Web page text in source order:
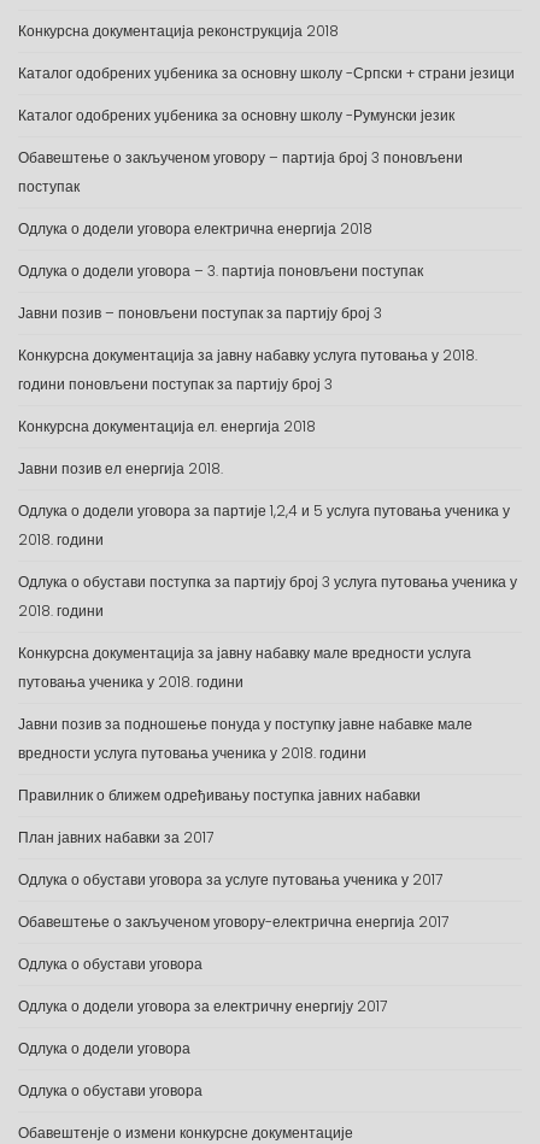
Конкурсна документација реконструкција 2018
Каталог одобрених уџбеника за основну школу -Српски + страни језици
Каталог одобрених уџбеника за основну школу -Румунски језик
Обавештење о закљученом уговору – партија број 3 поновљени
поступак
Одлука о додели уговора електрична енергија 2018
Одлука о додели уговора – 3. партија поновљени поступак
Јавни позив – поновљени поступак за партију број 3
Конкурсна документација за јавну набавку услуга путовања у 2018.
години поновљени поступак за партију број 3
Конкурсна документација ел. енергија 2018
Јавни позив ел енергија 2018.
Одлука о додели уговора за партије 1,2,4 и 5 услуга путовања ученика у
2018. години
Одлука о обустави поступка за партију број 3 услуга путовања ученика у
2018. години
Конкурсна документација за јавну набавку мале вредности услуга
путовања ученика у 2018. години
Јавни позив за подношење понуда у поступку јавне набавке мале
вредности услуга путовања ученика у 2018. години
Правилник о ближем одређивању поступка јавних набавки
План јавних набавки за 2017
Одлука о обустави уговора за услуге путовања ученика у 2017
Обавештење о закљученом уговору-електрична енергија 2017
Одлука о обустави уговора
Одлука о додели уговора за електричну енергију 2017
Одлука о додели уговора
Одлука о обустави уговора
Обавештенје о измени конкурсне документације